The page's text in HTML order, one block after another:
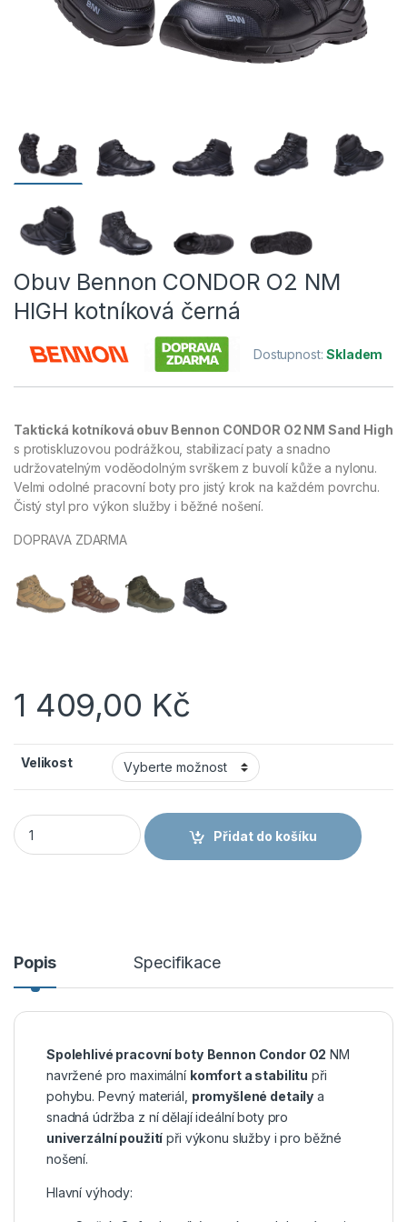
Obuv Bennon CONDOR O2 NM
HIGH kotníková černá
Dostupnost:Skladem
Taktická kotníková obuv Bennon CONDOR O2 NM Sand High
s protiskluzovou podrážkou, stabilizací paty a snadno
udržovatelným voděodolným svrškem z buvolí kůže a nylonu.
Velmi odolné pracovní boty pro jistý krok na každém povrchu.
Čistý styl pro výkon služby i běžné nošení.
DOPRAVA ZDARMA
1 409,00 Kč
Velikost
Obuv Bennon CONDOR O2 NM HIGH kotníková černá množství
Přidat do košíku
Popis Specifikace
Spolehlivé pracovní boty Bennon Condor O2 NM
navržené pro maximální komfort a stabilitu při
pohybu. Pevný materiál, promyšlené detaily a
snadná údržba z ní dělají ideální boty pro
univerzální použití při výkonu služby i pro běžné
nošení.
Hlavní výhody: